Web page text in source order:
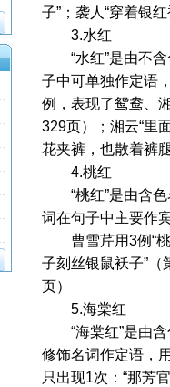
子”；袭人“穿着银
3.水红
“水红”是由不含
子中可单独作定语
例，表现了鸳鸯、
329页）；湘云“里
花夹裤，也散着裤
4.桃红
“桃红”是由含色
词在句子中主要作
曹雪芹用3例“桃
子刻丝银鼠袄子”（
页）
5.海棠红
“海棠红”是由含
修饰名词作定语，
只出现1次：“那芳